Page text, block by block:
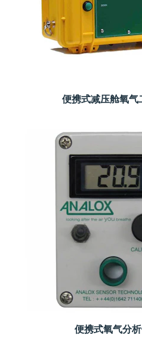
便携式减压舱氧
便携式氧气分